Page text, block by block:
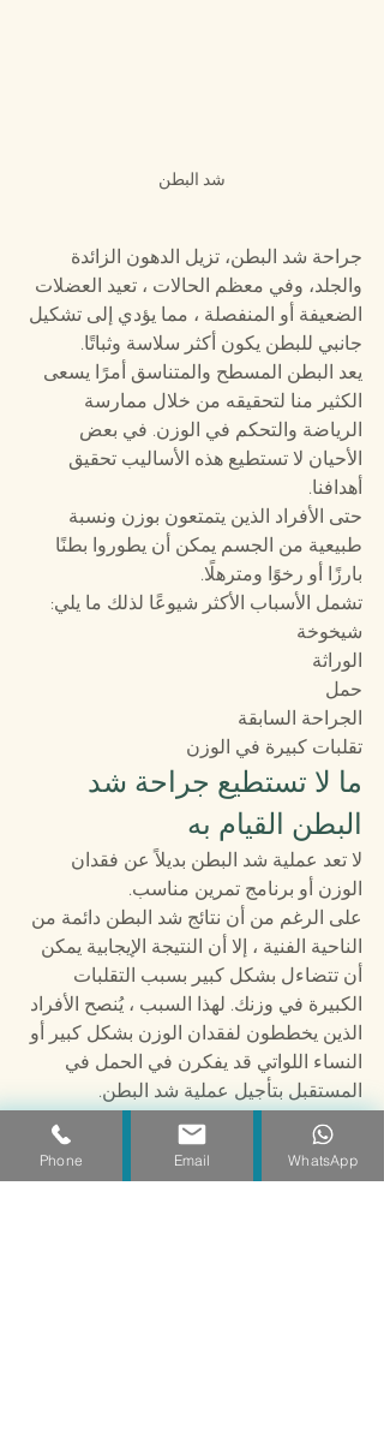
شد البطن
جراحة شد البطن، تزيل الدهون الزائدة
والجلد، وفي معظم الحالات ، تعيد العضلات
الضعيفة أو المنفصلة ، مما يؤدي إلى تشكيل
جانبي للبطن يكون أكثر سلاسة وثباتًا.
يعد البطن المسطح والمتناسق أمرًا يسعى
الكثير منا لتحقيقه من خلال ممارسة
الرياضة والتحكم في الوزن. في بعض
الأحيان لا تستطيع هذه الأساليب تحقيق
أهدافنا.
حتى الأفراد الذين يتمتعون بوزن ونسبة
طبيعية من الجسم يمكن أن يطوروا بطنًا
بارزًا أو رخوًا ومترهلًا.
تشمل الأسباب الأكثر شيوعًا لذلك ما يلي:
شيخوخة
الوراثة
حمل
الجراحة السابقة
تقلبات كبيرة في الوزن
ما لا تستطيع جراحة شد
البطن القيام به
لا تعد عملية شد البطن بديلاً عن فقدان
الوزن أو برنامج تمرين مناسب.
على الرغم من أن نتائج شد البطن دائمة من
الناحية الفنية ، إلا أن النتيجة الإيجابية يمكن
أن تتضاءل بشكل كبير بسبب التقلبات
الكبيرة في وزنك. لهذا السبب ، يُنصح الأفراد
الذين يخططون لفقدان الوزن بشكل كبير أو
النساء اللواتي قد يفكرن في الحمل في
المستقبل بتأجيل عملية شد البطن.
لا يمكن لشد البطن تصحيح علامات التمدد ،
على الرغم من أنه يمكن إزالتها أو تحسينها
إلى حد ما إذا كانت موجودة في مناطق
Phone Email WhatsApp